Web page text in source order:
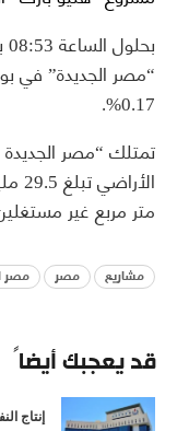
0.17%.
تمتلك “مصر
متر مربع غير
مشاريع مصر مصر
قد يعجبك أيضاً
إنتاج